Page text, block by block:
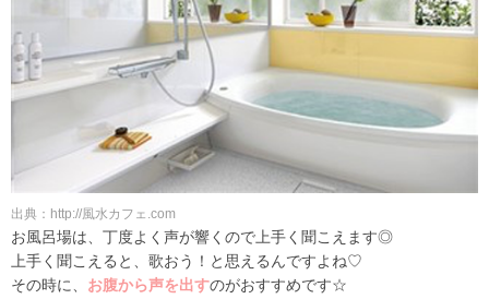
出典：http://風水カフェ.com
お風呂場は、丁度よく声が響くので上手く聞こえます◎
上手く聞こえると、歌おう！と思えるんですよね♡
その時に、 お腹から声を出すのがおすすめです☆